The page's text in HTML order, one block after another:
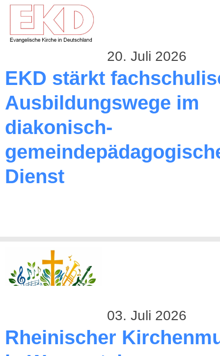
20. Juli 2026
EKD stärkt
Ausbildungswege im
diakonisch-
Dienst
03. Juli 2026
Rheinischer